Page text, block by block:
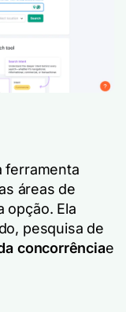
ferramenta
áreas de
opção. Ela
pesquisa de
concorrênciae